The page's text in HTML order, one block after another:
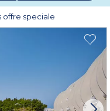
même de prolonger le plaisir
-40%. Une façon très
en en profitant
c’est qu’il y a une excellente
offre speciale